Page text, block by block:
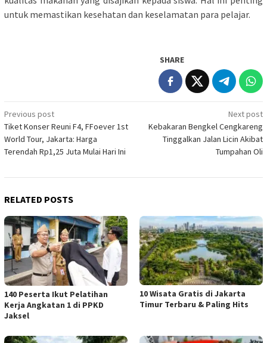
untuk memastikan kesehatan dan keselamatan para pelajar.
SHARE
Post
navigation
Previous post
Tiket Konser Reuni F4, FFoever 1st
World Tour, Jakarta: Harga
Terendah Rp1,25 Juta Mulai Hari Ini
Next post
Kebakaran Bengkel Cengkareng
Tinggalkan Jalan Licin Akibat
Tumpahan Oli
RELATED POSTS
140 Peserta Ikut Pelatihan
Kerja Angkatan 1 di PPKD
Jaksel
10 Wisata Gratis di Jakarta
Timur Terbaru & Paling Hits